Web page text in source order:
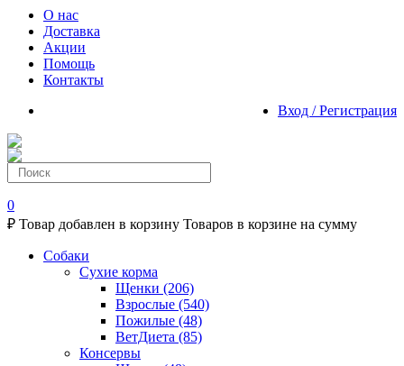
О нас
Доставка
Акции
Помощь
Контакты
Вход / Регистрация
0
₽ Товар добавлен в корзину Товаров в корзине на сумму
Собаки
Сухие корма
Щенки (206)
Взрослые (540)
Пожилые (48)
ВетДиета (85)
Консервы